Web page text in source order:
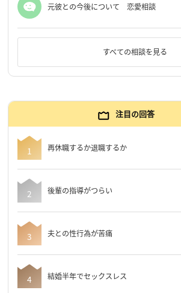
元彼との今後について 恋愛相談
すべての相談を見る
注目の回答
再休職するか退職するか
後輩の指導がつらい
夫との性行為が苦痛
結婚半年でセックスレス